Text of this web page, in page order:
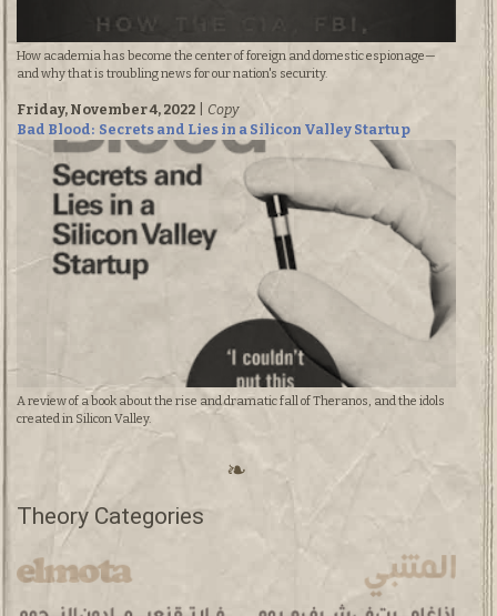
How academia has become the center of foreign and domestic espionage—
and why that is troubling news for our nation's security.
Friday, November 4, 2022
Copy
Bad Blood: Secrets and Lies in a Silicon Valley Startup
A review of a book about the rise and dramatic fall of Theranos, and the idols
created in Silicon Valley.
Theory Categories